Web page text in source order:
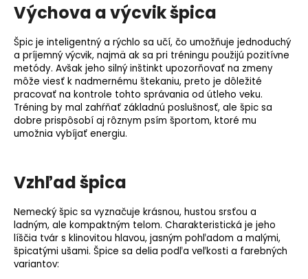
Výchova a výcvik špica
Špic je inteligentný a rýchlo sa učí, čo umožňuje jednoduchý
a príjemný výcvik, najmä ak sa pri tréningu použijú pozitívne
metódy. Avšak jeho silný inštinkt upozorňovať na zmeny
môže viesť k nadmernému štekaniu, preto je dôležité
pracovať na kontrole tohto správania od útleho veku.
Tréning by mal zahŕňať základnú poslušnosť, ale špic sa
dobre prispôsobí aj rôznym psím športom, ktoré mu
umožnia vybíjať energiu.
Vzhľad špica
Nemecký špic sa vyznačuje krásnou, hustou srsťou a
ladným, ale kompaktným telom. Charakteristická je jeho
líščia tvár s klinovitou hlavou, jasným pohľadom a malými,
špicatými ušami. Špice sa delia podľa veľkosti a farebných
variantov: